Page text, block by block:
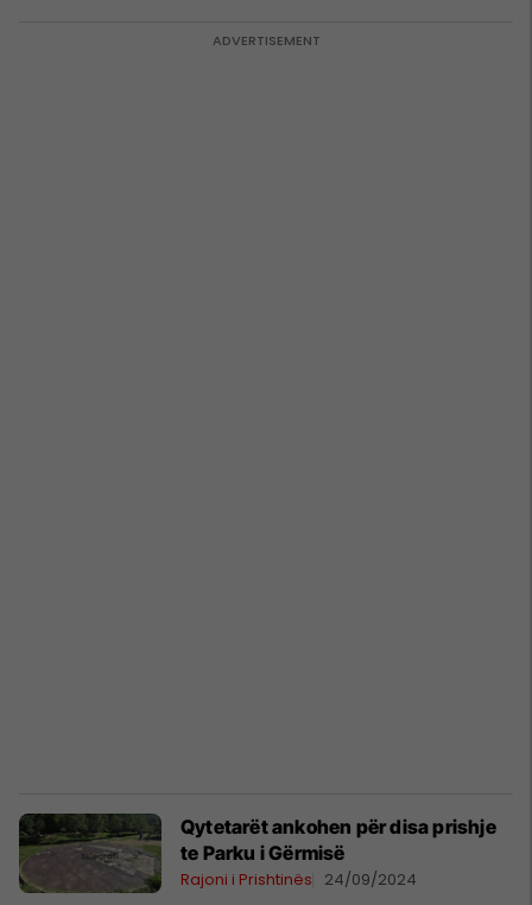
Qytetarët ankohen për disa prishje
te Parku i Gërmisë
Rajoni i Prishtinës 24/09/2024